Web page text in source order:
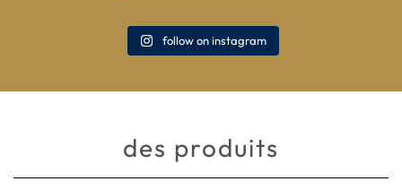
follow on instagram
des produits